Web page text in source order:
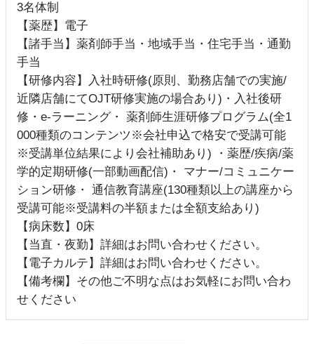
3名体制
【薬歴】電子
【諸手当】薬剤師手当・地域手当・住宅手当・通勤
手当
【研修内容】入社時研修(原則、勤務店舗での実施/
近隣店舗にてOJT研修実施の場合あり)・入社後研
修・e-ラーニング・ 薬剤師生涯研修プログラム(全1
000種類のコンテンツ※会社申込で格安で受講可能
※受講単位結果により会社補助あり) ・薬歴/疾病/薬
学的定期研修(一部動画配信)・ マナー/コミュニケー
ション研修・ 通信教育講座(130種類以上の講座から
受講可能※受講料の半額または全額支給あり)
【病床数】0床
【当直・夜勤】詳細はお問い合わせください。
【電子カルテ】詳細はお問い合わせください。
【備考欄】その他ご不明な点はお気軽にお問い合わ
せください